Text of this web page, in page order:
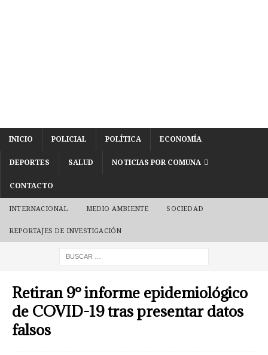
INICIO POLICIAL POLÍTICA ECONOMÍA
DEPORTES SALUD NOTICIAS POR COMUNA
CONTACTO
INTERNACIONAL MEDIO AMBIENTE SOCIEDAD
REPORTAJES DE INVESTIGACIÓN
Retiran 9° informe epidemiológico
de COVID-19 tras presentar datos
falsos